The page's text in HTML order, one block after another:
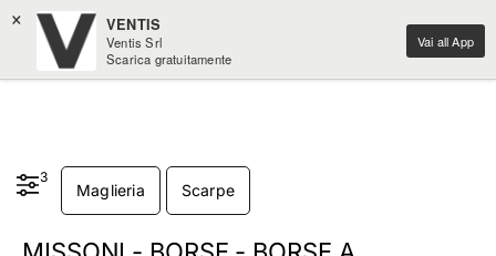
× VENTIS
Ventis Srl
Scarica gratuitamente
Vai all App
3
Maglieria Scarpe